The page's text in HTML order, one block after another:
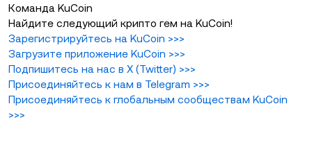
Команда KuCoin
Найдите следующий крипто гем на KuCoin!
Зарегистрируйтесь на KuCoin >>>
Загрузите приложение KuCoin >>>
Подпишитесь на нас в X (Twitter) >>>
Присоединяйтесь к нам в Telegram >>>
Присоединяйтесь к глобальным сообществам KuCoin
>>>